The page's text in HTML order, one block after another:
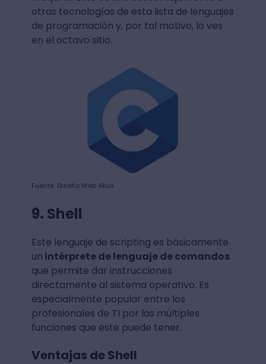
otras tecnologías de esta lista de lenguajes
de programación y, por tal motivo, lo ves
en el octavo sitio.
Fuente: Diseño Web Akus.
9. Shell
Este lenguaje de scripting es básicamente
un intérprete de lenguaje de comandos
que permite dar instrucciones
directamente al sistema operativo. Es
especialmente popular entre los
profesionales de TI por las múltiples
funciones que este puede tener.
Ventajas de Shell